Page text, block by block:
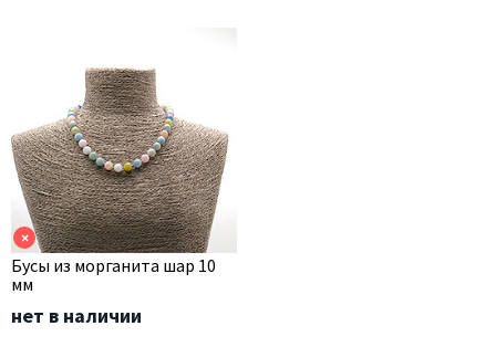
×
Бусы из морганита шар 10
мм
нет в наличии